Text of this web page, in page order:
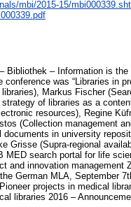
mbi/2015-15/
– Information is
was “Libraries in
Markus Fischer
of libraries as a
resources), Regine
(Collection management
in university
Grisse (Supra-regional
MED search portal for life
and innovation management
German MLA, September
projects in medical
libraries 2016 –